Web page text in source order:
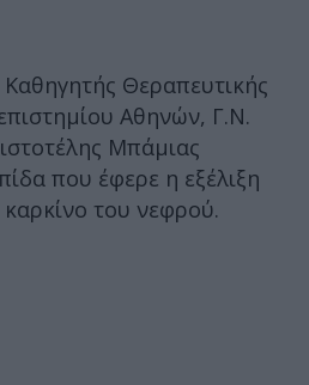
Θεραπευτικής
Αθηνών, Γ.Ν.
Μπάμιας
που έφερε η εξέλιξη
του νεφρού.